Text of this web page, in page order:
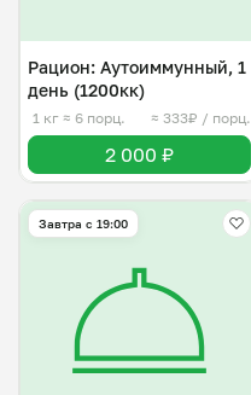
Рацион: Аутоиммунный, 1
день (1200кк)
1 кг ≈ 6 порц. ≈ 333₽ / порц.
2 000 ₽
Завтра c 19:00